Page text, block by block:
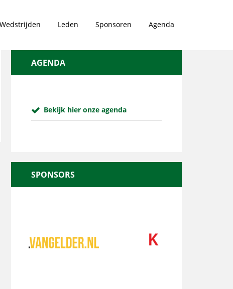
Wedstrijden Leden Sponsoren Agenda
AGENDA
Bekijk hier onze agenda
SPONSORS